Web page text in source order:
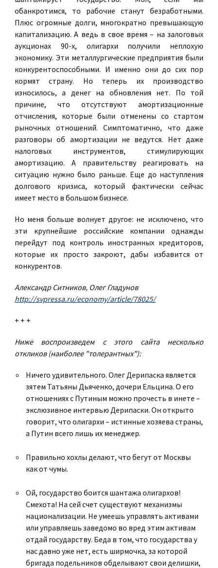
обанкротимся, то рабочие станут безработными.
Плюс огромные долги, многократно превышающую
капитализацию. А ведь в свое время – на залоговых
аукционах 90-х, олигархи получили неплохую
экономику. Эти металлургические предприятия были
конкурентоспособными. И именно они до сих пор
кормят страну. Но теперь их производство
износилось, а денег на обновления нет. По той
причине, что отсутствуют амортизационные
отчисления, которые были отменены со стартом
рыночных отношений. Симптоматично, что даже
разговоры об амортизации не ведутся. Нет даже
налоговых инструментов, стимулирующих
амортизацию. А правительству реагировать на
ситуацию нужно было раньше. Еще до наступления
долгового кризиса, который фактически сейчас
имеет место в большом бизнесе.
Но меня больше волнует другое: не исключено, что
эти крупнейшие российские компании однажды
перейдут под контроль иностранных кредиторов,
которые их просто закроют, дабы избавится от
конкурентов.
Александр Ситников, Олег Гладунов
http://svpressa.ru/economy/article/78025/
+ + +
Ниже воспроизведем с этого сайта несколько
откликов (наиболее "толерантных"):
Ничего удивительного. Олег Дерипаска является
зятем Татьяны Дьяченко, дочери Ельцина. О его
отношениях с Путиным можно прочесть в инете –
экслюзивное интервью Дерипаски. Он открыто
говорит, что олигархи – истинные хозяева страны,
а Путин всего лишь их менеджер.
Правильно хохлы делают, что бегут от Москвы
как от чумы.
Ой, государство боится шантажа олигархов!
Смехота! На сей счет существуют механизмы
национализации. Не умеешь управлять активами
или управляешь заведомо во вред этим активам
отдай государству. Беда в том, что государства у
нас давно уже нет, есть ширмочка, за которой
бригада подельников обделывают свои делишки,